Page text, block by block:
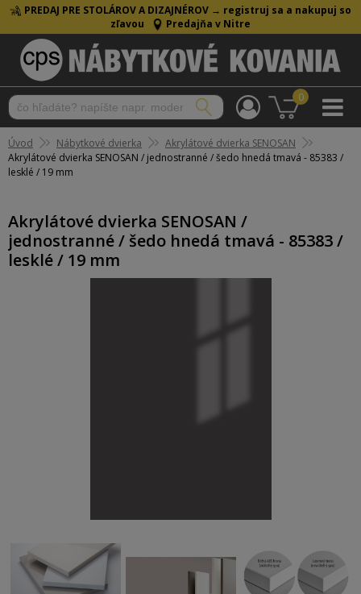
PREDAJ PRE STOLÁROV A DIZAJNÉROV → registruj sa a nakupuj so
zľavou
Predajňa v Nitre
0
Úvod Nábytkové dvierka
Akrylátové dvierka SENOSAN
Akrylátové dvierka SENOSAN / jednostranné / šedo hnedá tmavá - 85383 /
lesklé / 19 mm
Akrylátové dvierka SENOSAN /
jednostranné / šedo hnedá tmavá - 85383 /
lesklé / 19 mm